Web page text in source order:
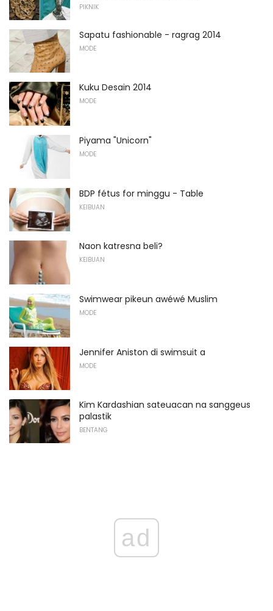
PIKNIK
Sapatu fashionable - ragrag 2014
MODE
Kuku Desain 2014
MODE
Piyama "Unicorn"
MODE
BDP fétus for minggu - Table
KEIBUAN
Naon katresna beli?
KEIBUAN
Swimwear pikeun awéwé Muslim
MODE
Jennifer Aniston di swimsuit a
MODE
Kim Kardashian sateuacan na sanggeus
palastik
BENTANG
ad